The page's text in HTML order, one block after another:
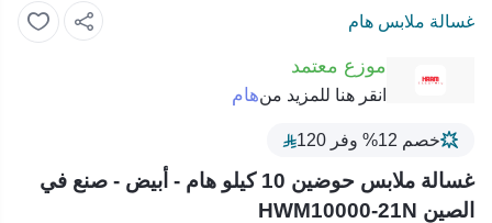
غسالة ملابس هام
موزع معتمد
انقر هنا للمزيد منهام
خصم 12% وفر 120
غسالة ملابس حوضين 10 كيلو هام - أبيض - صنع في
الصين HWM10000-21N